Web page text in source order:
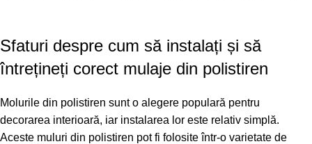
Sfaturi despre cum să instalați și să
întrețineți corect mulaje din polistiren
Molurile din polistiren sunt o alegere populară pentru
decorarea interioară, iar instalarea lor este relativ simplă.
Aceste muluri din polistiren pot fi folosite într-o varietate de